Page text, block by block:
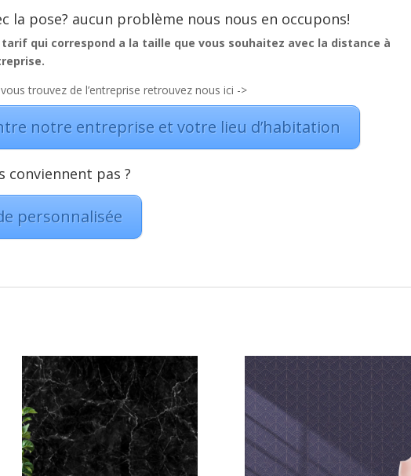
la pose? aucun problème nous nous en occupons!
qui correspond a la taille que vous souhaitez avec la distance à
trouvez de l’entreprise retrouvez nous ici ->
notre entreprise et votre lieu d’habitation
conviennent pas ?
personnalisée